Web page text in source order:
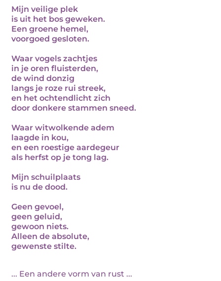
Mijn veilige plek
is uit het bos geweken.
Een groene hemel,
voorgoed gesloten.
Waar vogels zachtjes
in je oren fluisterden,
de wind donzig
langs je roze rui streek,
en het ochtendlicht zich
door donkere stammen sneed.
Waar witwolkende adem
laagde in kou,
en een roestige aardegeur
als herfst op je tong lag.
Mijn schuilplaats
is nu de dood.
Geen gevoel,
geen geluid,
gewoon niets.
Alleen de absolute,
gewenste stilte.
... Een andere vorm van rust ...